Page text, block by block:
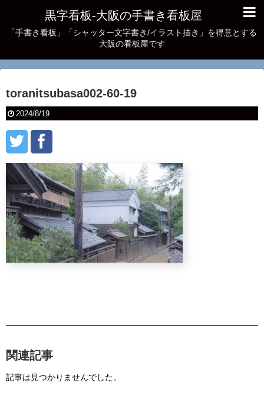
黒字看板‐大阪の手書き看板屋
「手書き看板」「シャッター文字書き/イラスト描き」を得意とする
大阪の看板屋です
toranitsubasa002-60-19
2024/8/19
関連記事
記事は見つかりませんでした。